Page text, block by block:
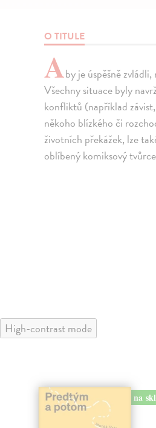
O TITULE
Aby je úspěšně
Všechny situace byly
konfliktů (například
někoho blízkého či
životních překážek, lze
oblíbený komiksový
High-contrast mode
na